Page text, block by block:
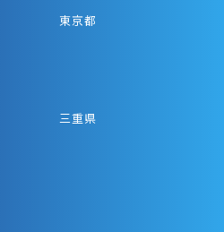
東京都
三重県